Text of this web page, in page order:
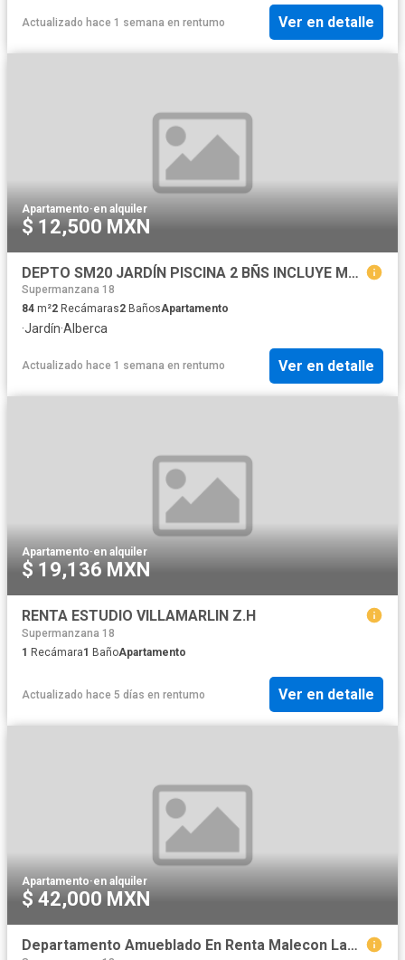
Actualizado hace 1 semana en rentumo Ver en detalle
Apartamento·en alquiler
$ 12,500 MXN
DEPTO SM20 JARDÍN PISCINA 2 BÑS INCLUYE MANTENIMIENTO INTERNET CABLE 80 MEGAS
Supermanzana 18
84 m²2 Recámaras2 BañosApartamento
·Jardín·Alberca
Actualizado hace 1 semana en rentumo Ver en detalle
Apartamento·en alquiler
$ 19,136 MXN
RENTA ESTUDIO VILLAMARLIN Z.H
Supermanzana 18
1 Recámara1 BañoApartamento
Actualizado hace 5 días en rentumo Ver en detalle
Apartamento·en alquiler
$ 42,000 MXN
Departamento Amueblado En Renta Malecon Las Americas